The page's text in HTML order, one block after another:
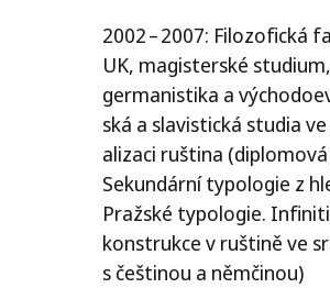
2002 – 2007: Filozofická
UK, magis­ter­ské
ger­ma­nis­ti­ka a
ská a sla­vis­tic­ká stu­dia
a­li­za­ci ruš­ti­na
Sekundární typo­lo­gie z
Pražské typo­lo­gie.
kon­struk­ce v ruš­ti­ně ve
s češ­ti­nou a němčinou)